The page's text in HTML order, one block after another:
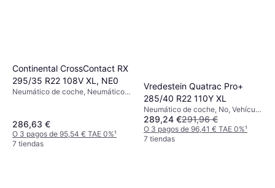
Continental CrossContact RX
295/35 R22 108V XL, NE0
Neumático de coche, Neumáticos
de Pasajeros, Vehículo Utilitario
Deportivo, Perfil 35 %, 40 %,
Índice de Velocidad Y (300 km/h),
286,63 €
O 3 pagos de 95,54 € TAE 0%¹
7 tiendas
Vredestein Quatrac Pro+
285/40 R22 110Y XL
Neumático de coche, No, Vehículo
Utilitario Deportivo, Perfil 40 %
289,24 €291,96 €
O 3 pagos de 96,41 € TAE 0%¹
7 tiendas